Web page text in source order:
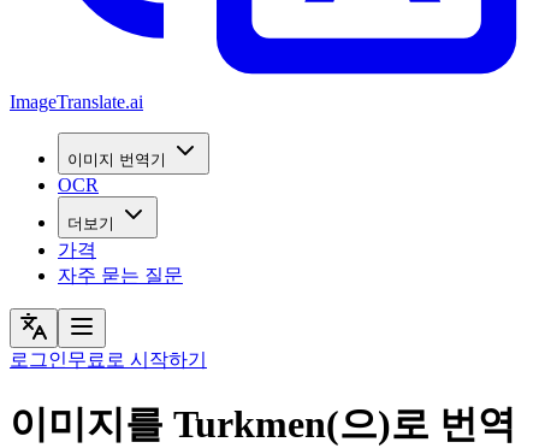
ImageTranslate.ai
이미지 번역기
OCR
더보기
가격
자주 묻는 질문
로그인무료로 시작하기
이미지를 Turkmen(으)로 번역